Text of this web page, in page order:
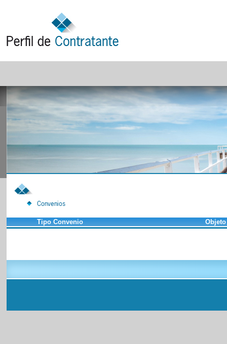
Convenios
Tipo Convenio Objeto